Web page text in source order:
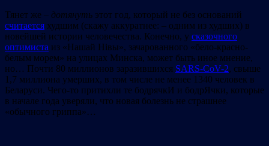
Тянет же – дотянуть этот год, который не без оснований
считается худшим (скажу аккуратнее: – одним из худших) в
новейшей истории человечества. Конечно, у сказочного
оптимиста из «Нашай Нівы», зачарованного «бело-красно-
белым морем» на улицах Минска, может быть иное мнение,
но… Почти 80 миллионов заразившихся SARS-CoV-2, свыше
1,7 миллиона умерших, в том числе не менее 1340 человек в
Беларуси. Чего-то притихли те бодрячкИ и бодрЯчки, которые
в начале года уверяли, что новая болезнь не cтрашнее
«обычного гриппа»…